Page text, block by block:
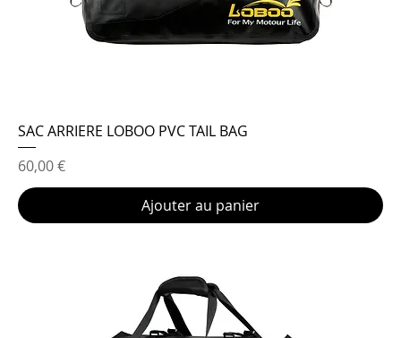
SAC ARRIERE LOBOO PVC TAIL BAG
Prix
60,00 €
Ajouter au panier